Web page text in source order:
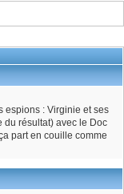
espions : Virginie et ses
du résultat) avec le Doc
part en couille comme